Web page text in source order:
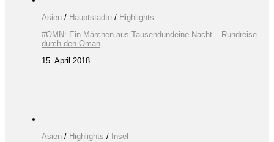
Asien / Hauptstädte / Highlights
#OMN: Ein Märchen aus Tausendundeine Nacht – Rundreise
durch den Oman
15. April 2018
Asien / Highlights / Insel